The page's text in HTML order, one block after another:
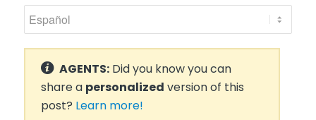
AGENTS:Did you know you can
share a personalized version of this
post? Learn more!